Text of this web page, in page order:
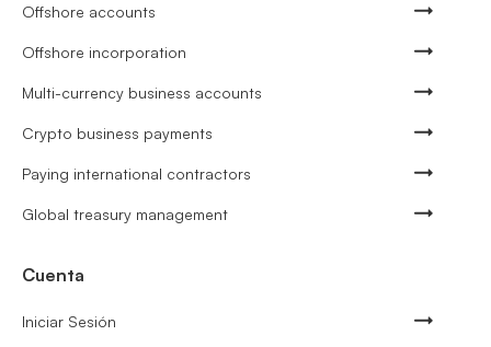
Offshore accounts
Offshore incorporation
Multi-currency business accounts
Crypto business payments
Paying international contractors
Global treasury management
Cuenta
Iniciar Sesión